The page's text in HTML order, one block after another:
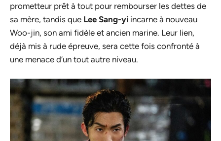
prometteur prêt à tout pour rembourser les dettes de
sa mère, tandis que Lee Sang-yi incarne à nouveau
Woo-jin, son ami fidèle et ancien marine. Leur lien,
déjà mis à rude épreuve, sera cette fois confronté à
une menace d’un tout autre niveau.